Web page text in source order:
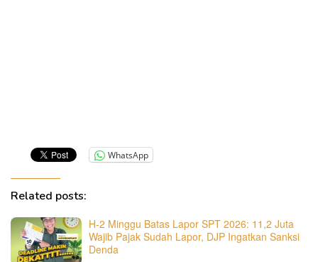
WhatsApp
Related posts:
​H-2 Minggu Batas Lapor SPT 2026: 11,2 Juta
Wajib Pajak Sudah Lapor, DJP Ingatkan Sanksi
Denda